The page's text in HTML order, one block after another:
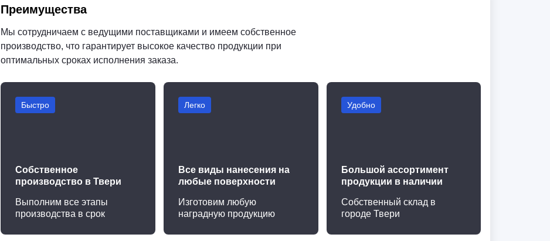
Преимущества
Мы сотрудничаем с ведущими поставщиками и имеем собственное
производство, что гарантирует высокое качество продукции при
оптимальных сроках исполнения заказа.
Быстро
Собственное
производство в Твери
Выполним все этапы
производства в срок
Легко
Все виды нанесения на
любые поверхности
Изготовим любую
наградную продукцию
Удобно
Большой ассортимент
продукции в наличии
Собственный склад в
городе Твери